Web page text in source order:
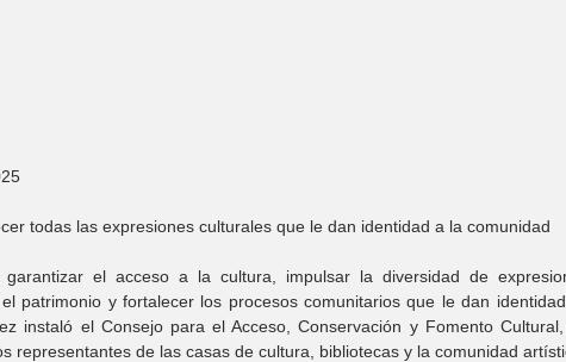
2025
todas las expresiones culturales que le dan identidad a la comunidad
el acceso a la cultura, impulsar la diversidad de
patrimonio y fortalecer los procesos comunitarios que le dan
instaló el Consejo para el Acceso, Conservación y Fomento
representantes de las casas de cultura, bibliotecas y la comunidad